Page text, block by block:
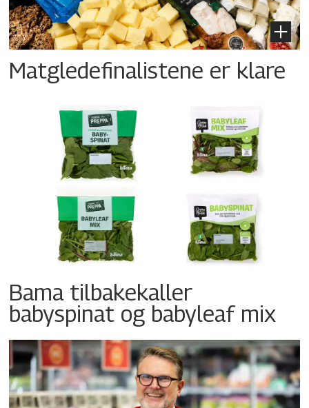
Matgledefinalistene er klare
Bama tilbakekaller
babyspinat og babyleaf mix